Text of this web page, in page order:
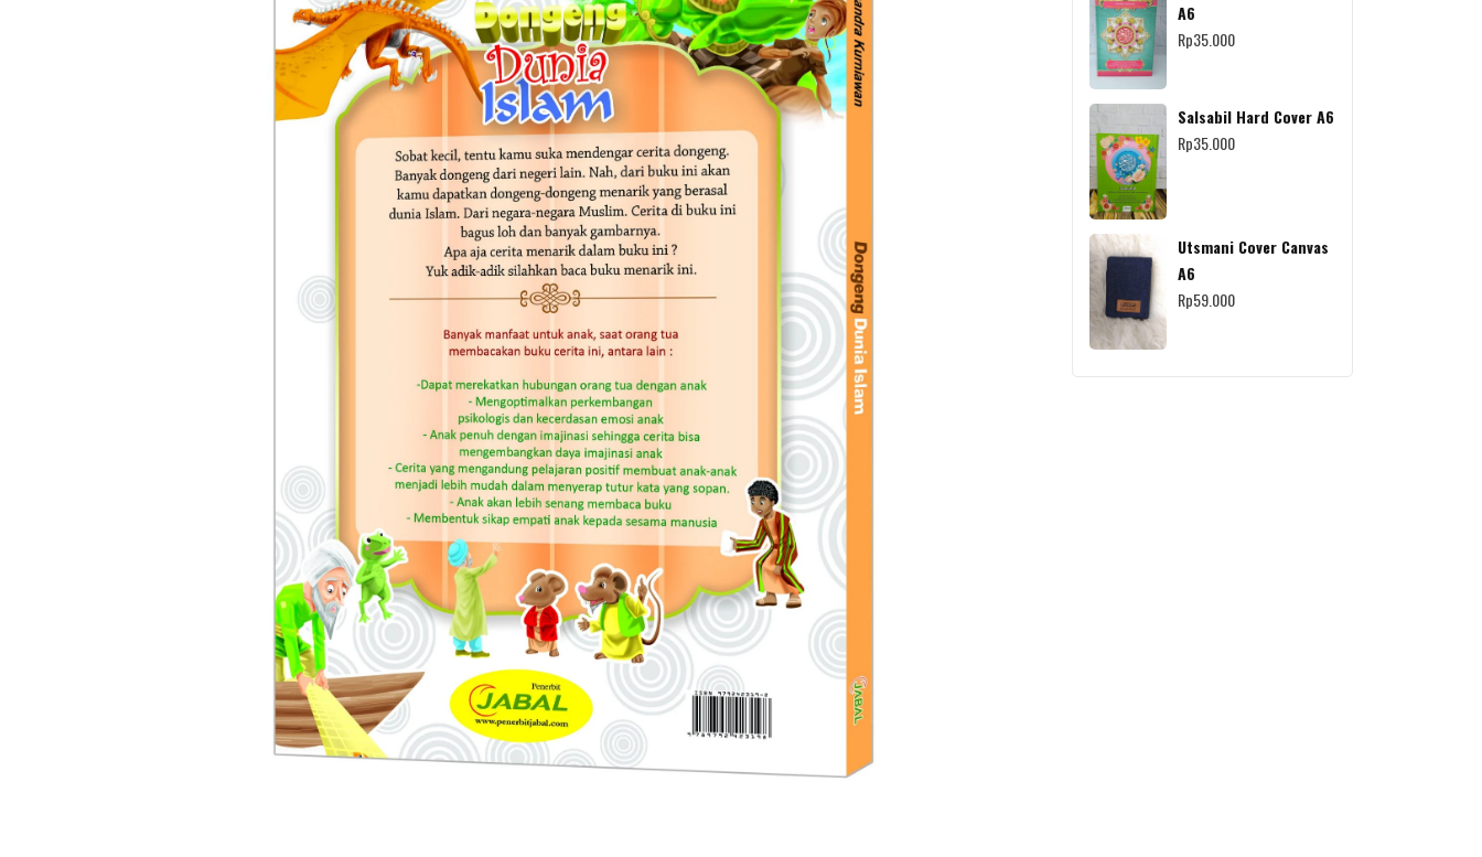
A6
Rp35.000
Salsabil Hard Cover A6
Rp35.000
Utsmani Cover Canvas
A6
Rp59.000